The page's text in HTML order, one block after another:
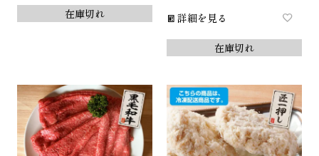
在庫切れ
詳細を見る
在庫切れ